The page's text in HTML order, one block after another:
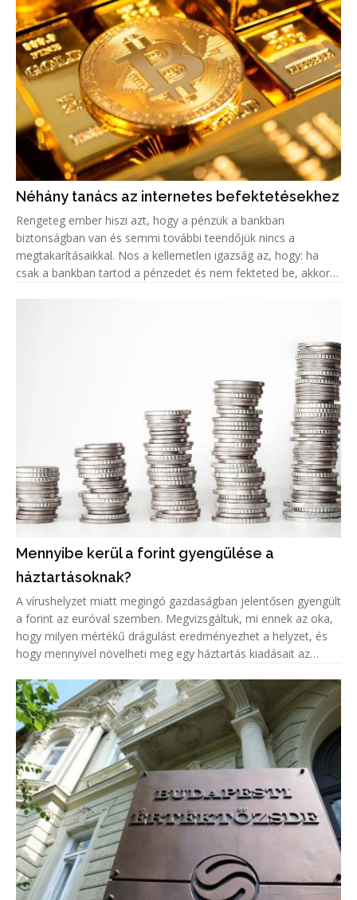
Néhány tanács az internetes befektetésekhez
Rengeteg ember hiszi azt, hogy a pénzük a bankban
biztonságban van és semmi további teendőjük nincs a
megtakarításaikkal. Nos a kellemetlen igazság az, hogy: ha
csak a bankban tartod a pénzedet és nem fekteted be, akkor
Mennyibe kerül a forint gyengülése a
háztartásoknak?
A vírushelyzet miatt megingó gazdaságban jelentősen gyengült
a forint az euróval szemben. Megvizsgáltuk, mi ennek az oka,
hogy milyen mértékű drágulást eredményezhet a helyzet, és
hogy mennyivel növelheti meg egy háztartás kiadásait az